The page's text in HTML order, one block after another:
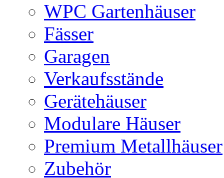
WPC Gartenhäuser
Fässer
Garagen
Verkaufsstände
Gerätehäuser
Modulare Häuser
Premium Metallhäuser
Zubehör